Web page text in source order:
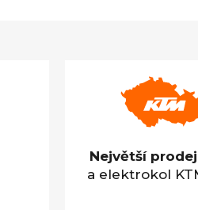
Největší
a elektrokol